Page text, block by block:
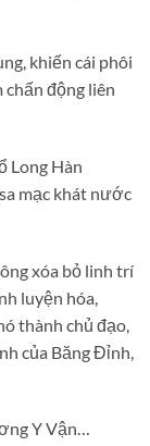
khiến cái phôi
động liên
Long Hàn
mạc khát nước
xóa bỏ linh trí
luyện hóa,
thành chủ đạo,
của Băng Đỉnh,
Y Vận…